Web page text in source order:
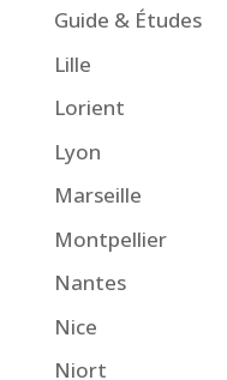
Guide & Études
Lille
Lorient
Lyon
Marseille
Montpellier
Nantes
Nice
Niort